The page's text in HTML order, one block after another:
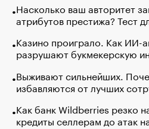
Насколько ваш авторитет
атрибутов престижа? Тест
Казино проиграло. Как ИИ-
разрушают букмекерскую
Выживают сильнейших.
избавляются от лучших
Как банк Wildberries резко
кредиты селлерам до атак